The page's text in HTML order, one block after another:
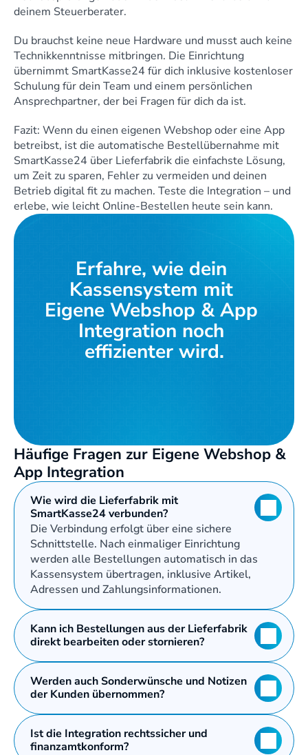
deinem Steuerberater.
Du brauchst keine neue Hardware und musst auch keine
Technikkenntnisse mitbringen. Die Einrichtung
übernimmt SmartKasse24 für dich inklusive kostenloser
Schulung für dein Team und einem persönlichen
Ansprechpartner, der bei Fragen für dich da ist.
Fazit: Wenn du einen eigenen Webshop oder eine App
betreibst, ist die automatische Bestellübernahme mit
SmartKasse24 über Lieferfabrik die einfachste Lösung,
um Zeit zu sparen, Fehler zu vermeiden und deinen
Betrieb digital fit zu machen. Teste die Integration – und
erlebe, wie leicht Online-Bestellen heute sein kann.
Erfahre, wie dein
Kassensystem mit
Eigene Webshop & App
Integration noch
effizienter wird.
Häufige Fragen zur Eigene Webshop &
App Integration
Wie wird die Lieferfabrik mit
SmartKasse24 verbunden?
Die Verbindung erfolgt über eine sichere
Schnittstelle. Nach einmaliger Einrichtung
werden alle Bestellungen automatisch in das
Kassensystem übertragen, inklusive Artikel,
Adressen und Zahlungsinformationen.
Kann ich Bestellungen aus der Lieferfabrik
direkt bearbeiten oder stornieren?
Werden auch Sonderwünsche und Notizen
der Kunden übernommen?
Ist die Integration rechtssicher und
finanzamtkonform?